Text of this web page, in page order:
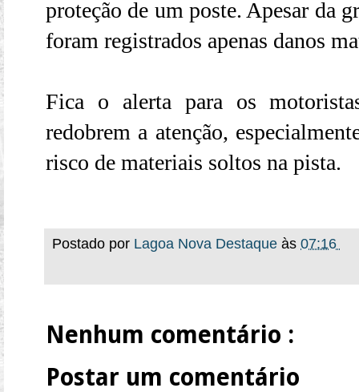
proteção de um poste. Apesar da
foram registrados apenas danos
Fica o alerta para os
redobrem a atenção,
risco de materiais soltos na pista.
Postado por Lagoa Nova Destaque às 07:16
Nenhum comentário :
Postar um comentário